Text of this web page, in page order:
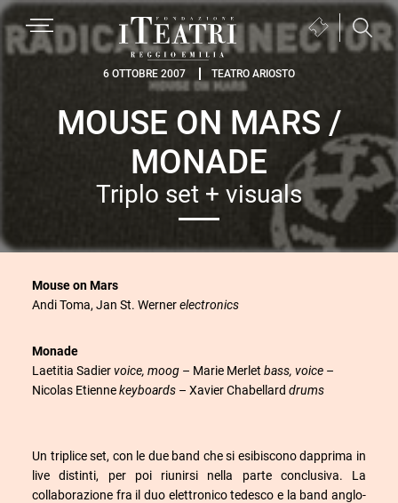
Passa
alla
navigazione
Passa
contenuto
Passa
piè
MENU
Fondazione
Teatri
Emilia
Biglietteria
(si
una
nuova
finestra)
6 OTTOBRE 2007 TEATRO ARIOSTO
MOUSE ON MARS /
MONADE
Triplo set + visuals
Mouse on Mars
Andi Toma, Jan St. Wernerelectronics
Monade
Laetitia Sadiervoice, moog – Marie Merlet bass, voice –
Nicolas Etiennekeyboards – Xavier Chabellard drums
Un triplice set, con le due band che si esibiscono dapprima in
live distinti, per poi riunirsi nella parte conclusiva. La
collaborazione fra il duo elettronico tedesco e la band anglo-